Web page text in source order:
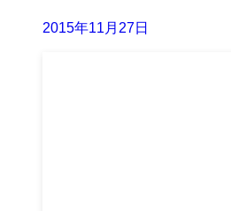
2015年11月27日